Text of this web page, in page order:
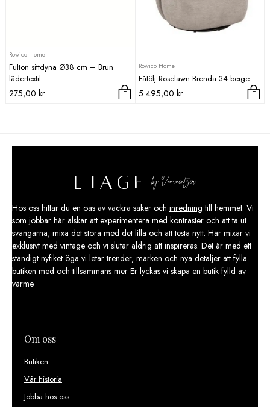
Rowico Home
Fulton sittdyna Ø38 cm – Brun
lädertextil
275,00 kr
Rowico Home
Fåtölj Roselawn Brenda 34 beige
5 495,00 kr
Hos oss hittar du en oas av vackra saker och inredning till hemmet. Vi
som jobbar här älskar att experimentera med kontraster och att ta ut
svängarna, mixa det stora med det lilla och att testa nytt. Här mixar vi
exklusivt med vintage och vi slutar aldrig att inspireras. Det är med ett
ständigt nyfiket öga vi letar trender, märken och nya detaljer att fylla
butiken med och tillsammans mer Er lyckas vi skapa en butik fylld av
värme
Om oss
Butiken
Vår historia
Jobba hos oss